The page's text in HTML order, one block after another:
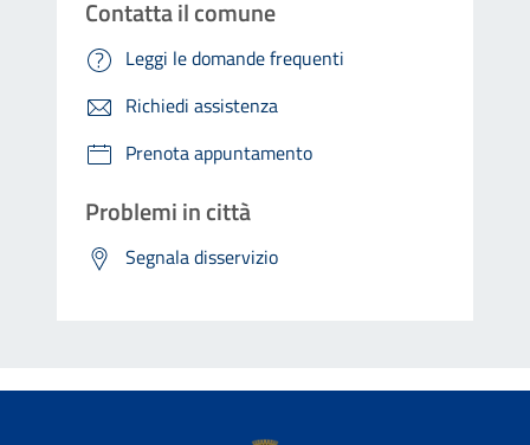
Contatta il comune
Leggi le domande frequenti
Richiedi assistenza
Prenota appuntamento
Problemi in città
Segnala disservizio